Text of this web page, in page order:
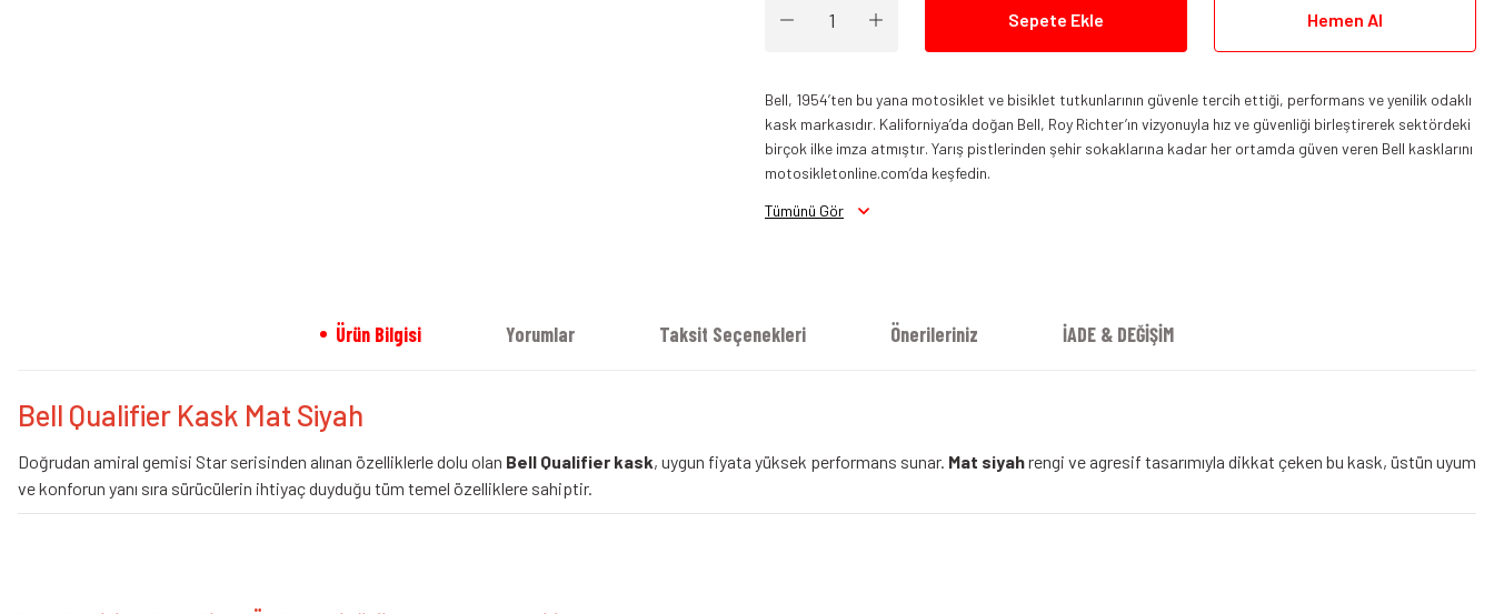
Sepete Ekle Hemen Al
Bell, 1954’ten bu yana motosiklet ve bisiklet tutkunlarının güvenle tercih ettiği, performans ve yenilik odaklı
kask markasıdır. Kaliforniya’da doğan Bell, Roy Richter’ın vizyonuyla hız ve güvenliği birleştirerek sektördeki
birçok ilke imza atmıştır. Yarış pistlerinden şehir sokaklarına kadar her ortamda güven veren Bell kasklarını
motosikletonline.com’da keşfedin.
Tümünü Gör
Ürün Bilgisi Yorumlar Taksit Seçenekleri Önerileriniz İADE & DEĞİŞİM
Bell Qualifier Kask Mat Siyah
Doğrudan amiral gemisi Star serisinden alınan özelliklerle dolu olan Bell Qualifier kask, uygun fiyata yüksek performans sunar. Mat siyahrengi ve agresif tasarımıyla dikkat çeken bu kask, üstün uyum
ve konforun yanı sıra sürücülerin ihtiyaç duyduğu tüm temel özelliklere sahiptir.